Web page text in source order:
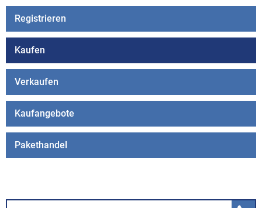
Registrieren
Kaufen
Verkaufen
Kaufangebote
Pakethandel